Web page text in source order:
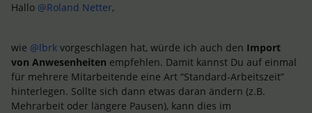
Hallo @Roland Netter,
wie @lbrk vorgeschlagen hat, würde ich auch den Import
von Anwesenheiten empfehlen. Damit kannst Du auf einmal
für mehrere Mitarbeitende eine Art “Standard-Arbeitszeit”
hinterlegen. Sollte sich dann etwas daran ändern (z.B.
Mehrarbeit oder längere Pausen), kann dies im